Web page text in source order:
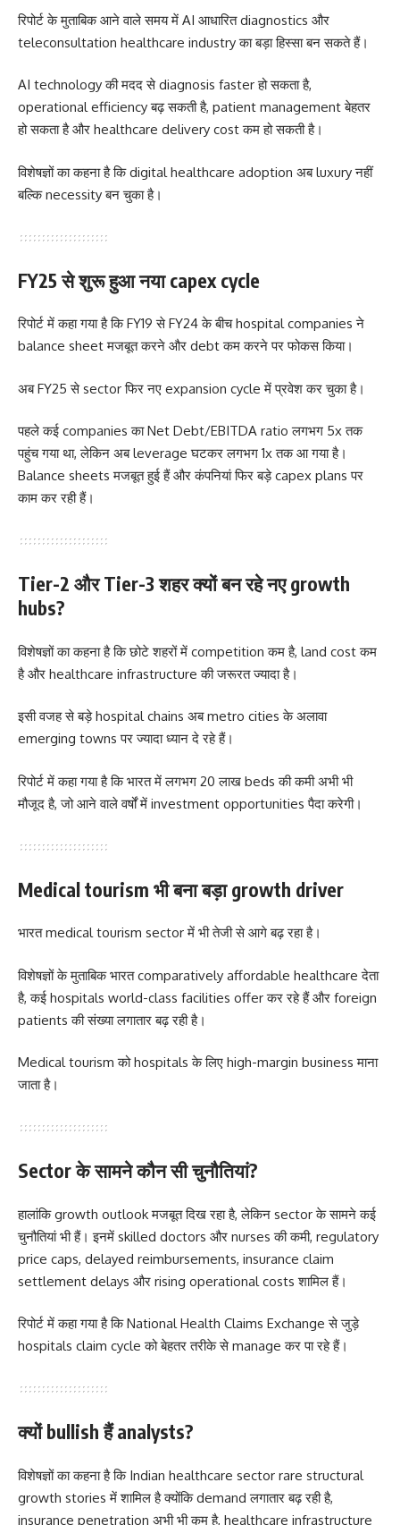
रिपोर्ट के मुताबिक आने वाले समय में AI आधारित diagnostics और
teleconsultation healthcare industry का बड़ा हिस्सा बन सकते हैं।
AI technology की मदद से diagnosis faster हो सकता है,
operational efficiency बढ़ सकती है, patient management बेहतर
हो सकता है और healthcare delivery cost कम हो सकती है।
विशेषज्ञों का कहना है कि digital healthcare adoption अब luxury नहीं
बल्कि necessity बन चुका है।
FY25 से शुरू हुआ नया capex cycle
रिपोर्ट में कहा गया है कि FY19 से FY24 के बीच hospital companies ने
balance sheet मजबूत करने और debt कम करने पर फोकस किया।
अब FY25 से sector फिर नए expansion cycle में प्रवेश कर चुका है।
पहले कई companies का Net Debt/EBITDA ratio लगभग 5x तक
पहुंच गया था, लेकिन अब leverage घटकर लगभग 1x तक आ गया है।
Balance sheets मजबूत हुई हैं और कंपनियां फिर बड़े capex plans पर
काम कर रही हैं।
Tier-2 और Tier-3 शहर क्यों बन रहे नए growth
hubs?
विशेषज्ञों का कहना है कि छोटे शहरों में competition कम है, land cost कम
है और healthcare infrastructure की जरूरत ज्यादा है।
इसी वजह से बड़े hospital chains अब metro cities के अलावा
emerging towns पर ज्यादा ध्यान दे रहे हैं।
रिपोर्ट में कहा गया है कि भारत में लगभग 20 लाख beds की कमी अभी भी
मौजूद है, जो आने वाले वर्षों में investment opportunities पैदा करेगी।
Medical tourism भी बना बड़ा growth driver
भारत medical tourism sector में भी तेजी से आगे बढ़ रहा है।
विशेषज्ञों के मुताबिक भारत comparatively affordable healthcare देता
है, कई hospitals world-class facilities offer कर रहे हैं और foreign
patients की संख्या लगातार बढ़ रही है।
Medical tourism को hospitals के लिए high-margin business माना
जाता है।
Sector के सामने कौन सी चुनौतियां?
हालांकि growth outlook मजबूत दिख रहा है, लेकिन sector के सामने कई
चुनौतियां भी हैं। इनमें skilled doctors और nurses की कमी, regulatory
price caps, delayed reimbursements, insurance claim
settlement delays और rising operational costs शामिल हैं।
रिपोर्ट में कहा गया है कि National Health Claims Exchange से जुड़े
hospitals claim cycle को बेहतर तरीके से manage कर पा रहे हैं।
क्यों bullish हैं analysts?
विशेषज्ञों का कहना है कि Indian healthcare sector rare structural
growth stories में शामिल है क्योंकि demand लगातार बढ़ रही है,
insurance penetration अभी भी कम है, healthcare infrastructure